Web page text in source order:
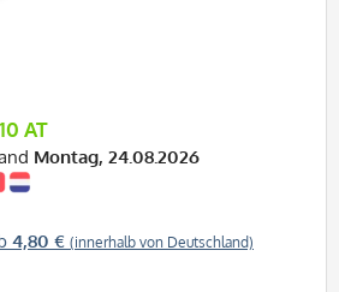
AT
Montag, 24.08.2026
4,80 € (innerhalb von Deutschland)